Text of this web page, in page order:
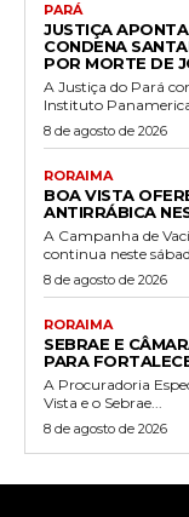
PARÁ
JUSTIÇA
CONDENA
POR MORTE DE
A Justiça do Pará
Instituto
8 de agosto de 2026
RORAIMA
BOA VISTA
ANTIRRÁBICA
A Campanha de
continua neste
8 de agosto de 2026
RORAIMA
SEBRAE E
PARA
A Procuradoria
Vista e o Sebrae...
8 de agosto de 2026